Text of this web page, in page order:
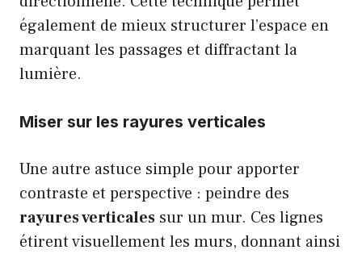
également de mieux structurer l’espace en
marquant les passages et diffractant la
lumière.
Miser sur les rayures verticales
Une autre astuce simple pour apporter
contraste et perspective : peindre des
rayures verticales sur un mur. Ces lignes
étirent visuellement les murs, donnant ainsi